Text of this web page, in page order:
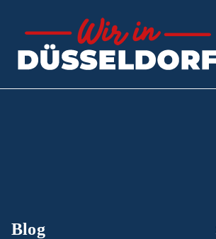
Inhalt
springen
Blog